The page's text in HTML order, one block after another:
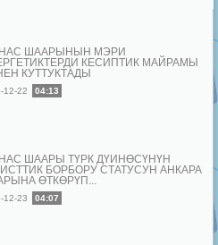
ШААРЫНЫН МЭРИ
КЕСИПТИК МАЙРАМЫ
КУТТУКТАДЫ
12-22 04:13
ШААРЫ ТҮРК ДҮЙНӨСҮНҮН
БОРБОРУ СТАТУСУН АНКАРА
ӨТКӨРҮП...
12-23 04:07